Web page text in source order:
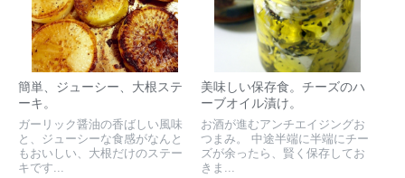
簡単、ジューシー、大根ステ
ーキ。
ガーリック醤油の香ばしい風味
と、ジューシーな食感がなんと
もおいしい、大根だけのステー
キです...
美味しい保存食。チーズのハ
ーブオイル漬け。
お酒が進むアンチエイジングお
つまみ。 中途半端に半端にチー
ズが余ったら、賢く保存してお
きま...